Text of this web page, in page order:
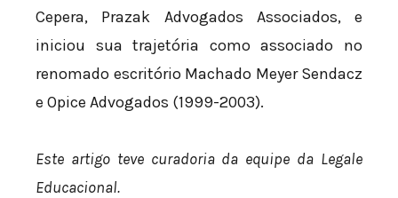
Cepera, Prazak Advogados Associados, e
iniciou sua trajetória como associado no
renomado escritório Machado Meyer Sendacz
e Opice Advogados (1999-2003).
Este artigo teve curadoria da equipe da Legale
Educacional.